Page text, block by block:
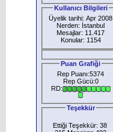
Kullanıcı Bilgileri
Üyelik tarihi: Apr 2008
Nerden: İstanbul
Mesajlar: 11.417
Konular: 1154
Puan Grafiği
Rep Puanı:5374
Rep Gücü:0
RD:
Teşekkür
Ettiği Teşekkür: 38